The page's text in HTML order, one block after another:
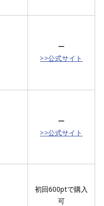
ー
>>公式サイト
ー
>>公式サイト
初回600ptで購入
可